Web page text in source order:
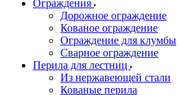
Ограждения
Дорожное ограждение
Кованое ограждение
Ограждение для клумбы
Сварное ограждение
Перила для лестниц
Из нержавеющей стали
Кованые перила